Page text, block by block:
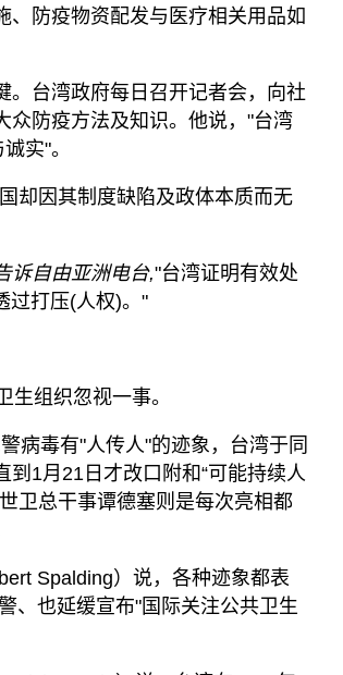
、防疫物资配发与医疗相关用品如
。台湾政府每日召开记者会，向社
众防疫方法及知识。他说，"台湾
实"。
却因其制度缺陷及政体本质而无
诉自由亚洲电台,"台湾证明有效处
过打压(人权)。"
组织忽视一事。
病毒有"人传人"的迹象，台湾于同
1月21日才改口附和“可能持续人
卫总干事谭德塞则是每次亮相都
Spalding）说，各种迹象都表
、也延缓宣布"国际关注公共卫生